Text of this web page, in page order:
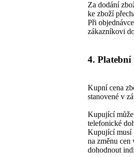
Za dodání
ke zboží
Při
zákazníkovi
4. Platební
Kupní cena
stanovené v
Kupující
telefonické
Kupující musí
na změnu
dohodnout